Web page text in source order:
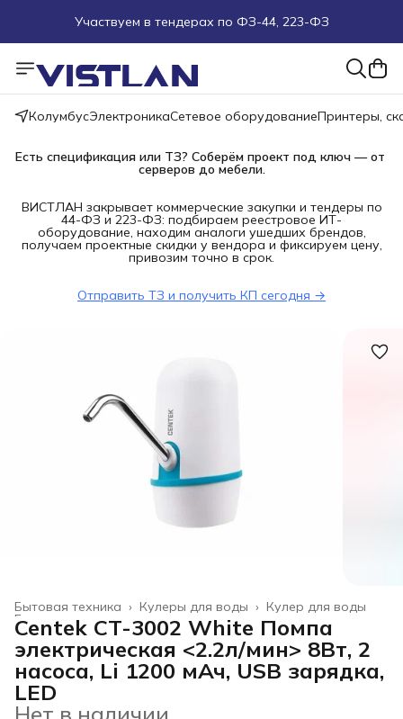
Участвуем в тендерах по ФЗ-44, 223-ФЗ
Пуско-наладочные работы
КолумбусЭлектроникаСетевое оборудованиеПринтеры,
Есть спецификация или ТЗ? Соберём проект под ключ — от
серверов до мебели.
ВИСТЛАН закрывает коммерческие закупки и тендеры по
44-ФЗ и 223-ФЗ: подбираем реестровое ИТ-
оборудование, находим аналоги ушедших брендов,
получаем проектные скидки у вендора и фиксируем цену,
привозим точно в срок.
Отправить ТЗ и получить КП сегодня →
Кулер для воды
Кулеры для воды ›
Бытовая техника ›
Главная
Centek CT-3002 White Помпа
электрическая <2.2л/мин> 8Вт, 2
насоса, Li 1200 мАч, USB зарядка,
LED
Нет в наличии